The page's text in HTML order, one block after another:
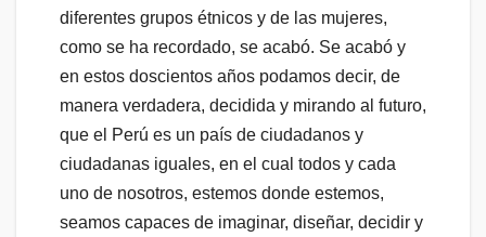
diferentes grupos étnicos y de las mujeres,
como se ha recordado, se acabó. Se acabó y
en estos doscientos años podamos decir, de
manera verdadera, decidida y mirando al futuro,
que el Perú es un país de ciudadanos y
ciudadanas iguales, en el cual todos y cada
uno de nosotros, estemos donde estemos,
seamos capaces de imaginar, diseñar, decidir y